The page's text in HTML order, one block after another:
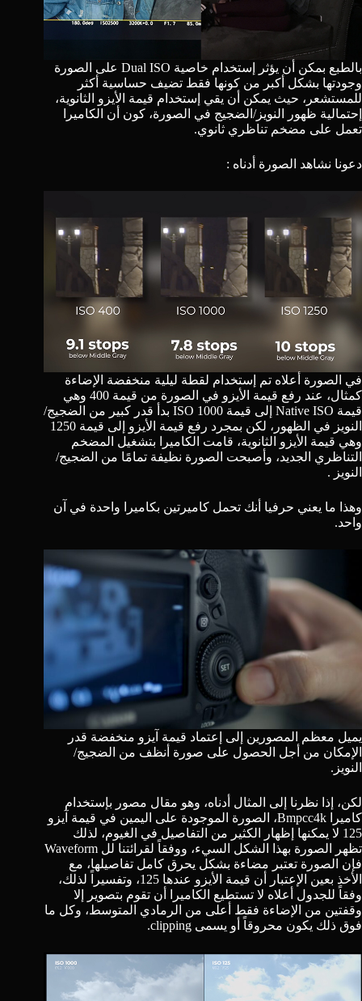
بالطبع بمكن أن يؤثر إستخدام خاصية Dual ISO على الصورة
وجودتها بشكل أكبر من كونها فقط تضيف حساسية أكثر
للمستشعر، حيث يمكن أن يقي إستخدام قيمة الأيزو الثانوية،
إحتمالية ظهور النويز/الضجيج في الصورة، كون أن الكاميرا
تعمل على مضخم تناظري ثانوي.
دعونا نشاهد الصورة أدناه :
في الصورة أعلاه تم إستخدام لقطة ليلية منخفضة الإضاءة
كمثال، عند رفع قيمة الأيزو في الصورة من قيمة 400 وهي
قيمة Native ISO إلى قيمة 1000 ISO بدأ قدر كبير من الضجيج/
النويز في الظهور، لكن بمجرد رفع قيمة الأيزو إلى قيمة 1250
وهي قيمة الأيزو الثانوية، قامت الكاميرا بتشغيل المضخم
التناظري الجديد، وأصبحت الصورة نظيفة تمامًا من الضجيج/
النويز .
وهذا ما يعني حرفيا أنك تحمل كاميرتين بكاميرا واحدة في آن
واحد.
يميل معظم المصورين إلى إعتماد قيمة آيزو منخفضة قدر
الإمكان من أجل الحصول على صورة أنظف من الضجيج/
النويز.
لكن، إذا نظرنا إلى المثال أدناه، وهو مقال مصور بإستخدام
كاميرا Bmpcc4k، الصورة الموجودة على اليمين في قيمة آيزو
125 لا يمكنها إظهار الكثير من التفاصيل في الغيوم، لذلك
تظهر الصورة بهذا الشكل السيء، ووفقاً لقرائتنا لل Waveform
فإن الصورة تعتبر مضاءة بشكل يحرق كامل تفاصيلها، مع
الأخذ بعين الإعتبار أن قيمة الأيزو عندها 125، وتفسيراً لذلك،
وفقاً للجدول أعلاه لا تستطيع الكاميرا أن تقوم بتصوير إلا
وقفتين من الإضاءة فقط أعلى من الرمادي المتوسط، وكل ما
فوق ذلك يكون محروقاً أو يسمى clipping.